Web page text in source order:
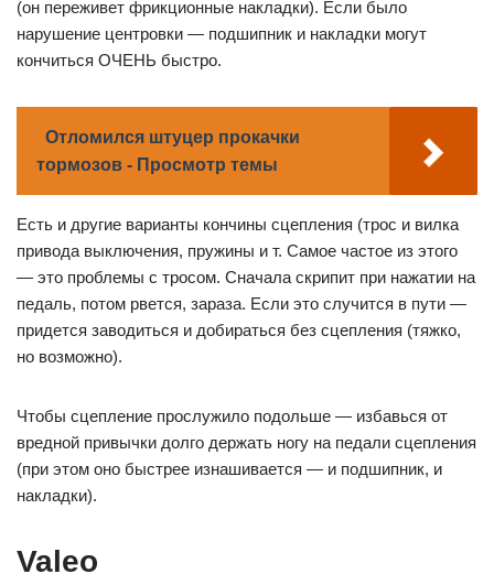
(он переживет фрикционные накладки). Если было
нарушение центровки — подшипник и накладки могут
кончиться ОЧЕНЬ быстро.
Отломился штуцер прокачки
тормозов - Просмотр темы
Есть и другие варианты кончины сцепления (трос и вилка
привода выключения, пружины и т. Самое частое из этого
— это проблемы с тросом. Сначала скрипит при нажатии на
педаль, потом рвется, зараза. Если это случится в пути —
придется заводиться и добираться без сцепления (тяжко,
но возможно).
Чтобы сцепление прослужило подольше — избавься от
вредной привычки долго держать ногу на педали сцепления
(при этом оно быстрее изнашивается — и подшипник, и
накладки).
Valeo